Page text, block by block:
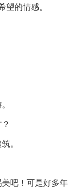
望的情感。
。
吧！可是好多年